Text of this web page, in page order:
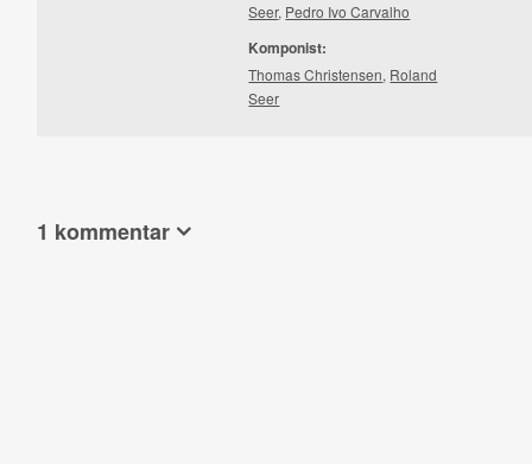
Seer, Pedro Ivo Carvalho
Komponist:
Thomas Christensen, Roland
Seer
1 kommentar